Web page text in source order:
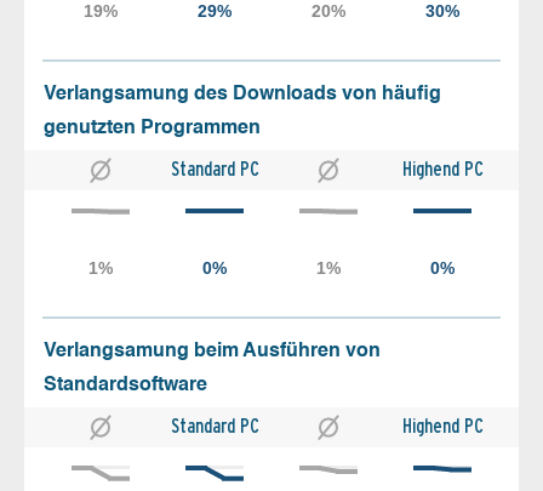
Verlangsamung des Downloads von häufig
genutzten Programmen
Standard PC Highend PC
Verlangsamung beim Ausführen von
Standardsoftware
Standard PC Highend PC